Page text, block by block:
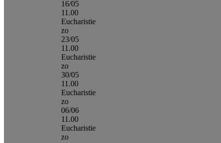
16/05
11.00
Eucharistie
zo
23/05
11.00
Eucharistie
zo
30/05
11.00
Eucharistie
zo
06/06
11.00
Eucharistie
zo